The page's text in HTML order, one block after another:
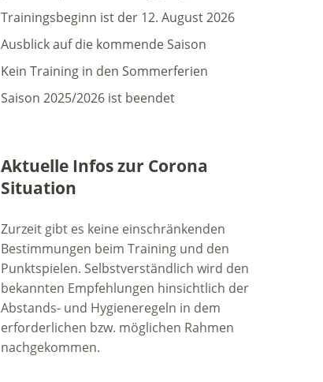
Trainingsbeginn ist der 12. August 2026
Ausblick auf die kommende Saison
Kein Training in den Sommerferien
Saison 2025/2026 ist beendet
Aktuelle Infos zur Corona
Situation
Zurzeit gibt es keine einschränkenden
Bestimmungen beim Training und den
Punktspielen. Selbstverständlich wird den
bekannten Empfehlungen hinsichtlich der
Abstands- und Hygieneregeln in dem
erforderlichen bzw. möglichen Rahmen
nachgekommen.